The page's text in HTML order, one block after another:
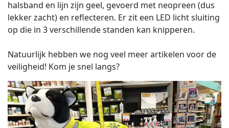
halsband en lijn zijn geel, gevoerd met neopreen (dus
lekker zacht) en reflecteren. Er zit een LED licht sluiting
op die in 3 verschillende standen kan knipperen.
Natuurlijk hebben we nog veel meer artikelen voor de
veiligheid! Kom je snel langs?